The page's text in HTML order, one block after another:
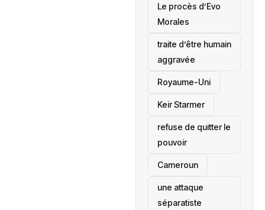
Le procès d’Evo
Morales
traite d’être humain
aggravée
‎Royaume-Uni
Keir Starmer
refuse de quitter le
pouvoir
‎Cameroun
une attaque
séparatiste